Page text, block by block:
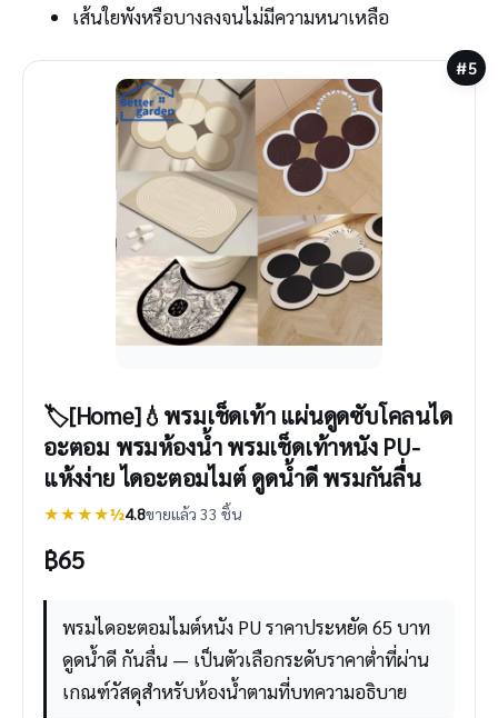
เส้นใยพังหรือบางลงจนไม่มีความหนาเหลือ
#5
🏷️[Home]💧พรมเช็ดเท้า แผ่นดูดซับโคลนได
อะตอม พรมห้องน้ำ พรมเช็ดเท้าหนัง PU-
แห้งง่าย ไดอะตอมไมต์ ดูดน้ำดี พรมกันลื่น
★★★★½4.8ขายแล้ว 33 ชิ้น
฿65
พรมไดอะตอมไมต์หนัง PU ราคาประหยัด 65 บาท
ดูดน้ำดี กันลื่น — เป็นตัวเลือกระดับราคาต่ำที่ผ่าน
เกณฑ์วัสดุสำหรับห้องน้ำตามที่บทความอธิบาย